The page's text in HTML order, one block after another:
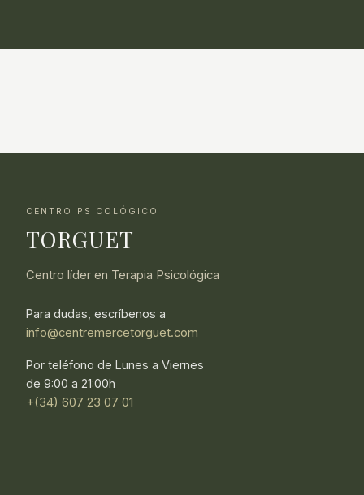
CENTRO PSICOLÓGICO
TORGUET
Centro líder en Terapia Psicológica
Para dudas, escríbenos a
info@centremercetorguet.com
Por teléfono de Lunes a Viernes
de 9:00 a 21:00h
+(34) 607 23 07 01